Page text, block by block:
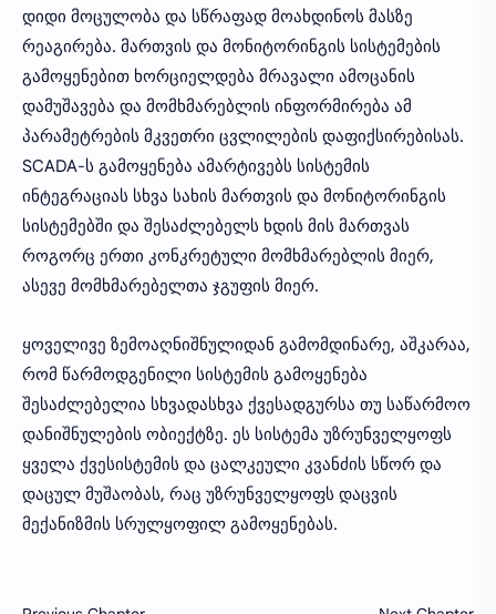
დიდი მოცულობა და სწრაფად მოახდინოს მასზე
რეაგირება. მართვის და მონიტორინგის სისტემების
გამოყენებით ხორციელდება მრავალი ამოცანის
დამუშავება და მომხმარებლის ინფორმირება ამ
პარამეტრების მკვეთრი ცვლილების დაფიქსირებისას.
SCADA-ს გამოყენება ამარტივებს სისტემის
ინტეგრაციას სხვა სახის მართვის და მონიტორინგის
სისტემებში და შესაძლებელს ხდის მის მართვას
როგორც ერთი კონკრეტული მომხმარებლის მიერ,
ასევე მომხმარებელთა ჯგუფის მიერ.
ყოველივე ზემოაღნიშნულიდან გამომდინარე, აშკარაა,
რომ წარმოდგენილი სისტემის გამოყენება
შესაძლებელია სხვადასხვა ქვესადგურსა თუ საწარმოო
დანიშნულების ობიექტზე. ეს სისტემა უზრუნველყოფს
ყველა ქვესისტემის და ცალკეული კვანძის სწორ და
დაცულ მუშაობას, რაც უზრუნველყოფს დაცვის
მექანიზმის სრულყოფილ გამოყენებას.